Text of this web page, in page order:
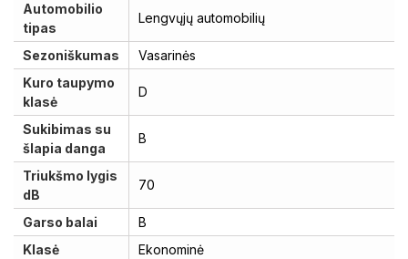
Automobilio
tipas
Lengvųjų automobilių
Sezoniškumas
Vasarinės
Kuro taupymo
klasė
D
Sukibimas su
šlapia danga
B
Triukšmo lygis
dB
70
Garso balai
B
Klasė
Ekonominė